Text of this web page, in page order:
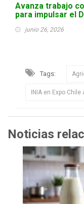
Avanza trabajo
para impulsar el
junio 26, 2026
Tags:
INIA en Expo Chile
Noticias